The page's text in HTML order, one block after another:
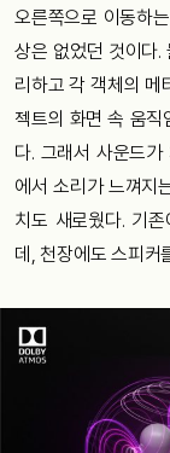
오른쪽으로 이동하는
상은 없었던 것이다.
리하고각 객체의 메
젝트의 화면 속 움직
다. 그래서 사운드가
에서 소리가 느껴지
치도 새로웠다. 기존
데 ,천장에도 스피커